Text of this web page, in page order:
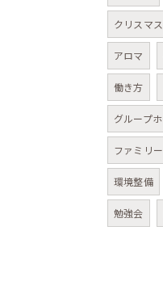
クリスマス
アロマ
働き方
グループ
ファミリ
環境整備
勉強会